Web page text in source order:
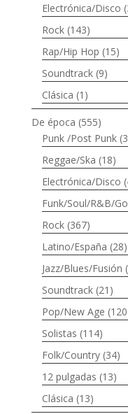
Electrónica/Disco
Rock (143)
Rap/Hip Hop (15)
Soundtrack (9)
Clásica (1)
De época (555)
Punk /Post Punk
Reggae/Ska (18)
Electrónica/Disco
Funk/Soul/R&B/
Rock (367)
Latino/España (28)
Jazz/Blues/Fusión
Soundtrack (21)
Pop/New Age
Solistas (114)
Folk/Country (34)
12 pulgadas (13)
Clásica (13)